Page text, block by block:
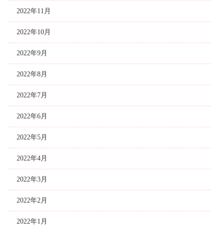
2022年11月
2022年10月
2022年9月
2022年8月
2022年7月
2022年6月
2022年5月
2022年4月
2022年3月
2022年2月
2022年1月